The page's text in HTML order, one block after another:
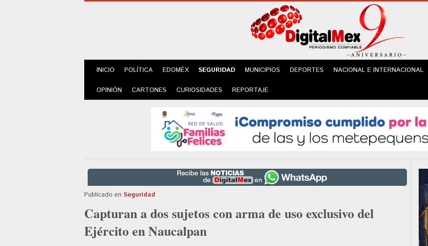
INICIO POLÍTICA EDOMÉX SEGURIDAD MUNICIPIOS DEPORTES NACIONAL E INTERNACIONAL
OPINIÓN CARTONES CURIOSIDADES REPORTAJE
Publicado en Seguridad
Capturan a dos sujetos con arma de uso exclusivo del
Ejército en Naucalpan